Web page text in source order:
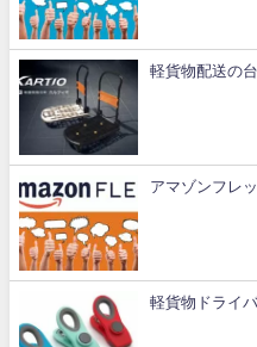
軽貨物配送の
アマゾンフレ
軽貨物ドライ